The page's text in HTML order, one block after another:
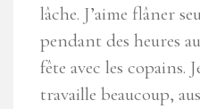
lâche. J’aime flâner
pendant des heures
fête avec les copains.
travaille beaucoup,